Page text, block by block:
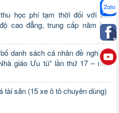
học phí tạm thời đối với các
cao đẳng, trung cấp năm học
danh sách cá nhân đề nghị xét
giáo Ưu tú” lần thứ 17 – năm
tài sản (15 xe ô tô chuyên dùng)